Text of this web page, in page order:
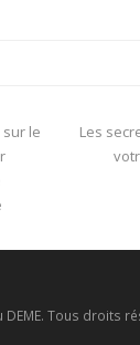
sur le
Les
DEME. Tous droits